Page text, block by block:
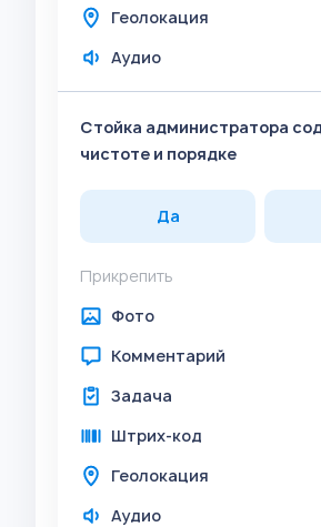
Геолокация
Аудио
Стойка администратора
чистоте и порядке
Да
Прикрепить
Фото
Комментарий
Задача
Штрих-код
Геолокация
Аудио